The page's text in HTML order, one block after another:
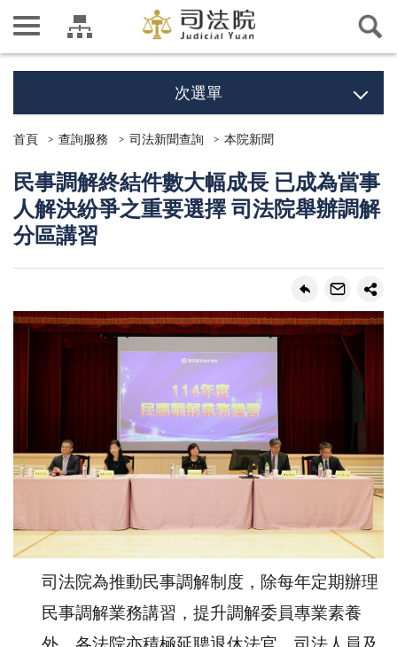
次選單
首頁 查詢服務 司法新聞查詢 本院新聞
民事調解終結件數大幅成長 已成為當事
人解決紛爭之重要選擇 司法院舉辦調解
分區講習
司法院為推動民事調解制度，除每年定期辦理
民事調解業務講習，提升調解委員專業素養